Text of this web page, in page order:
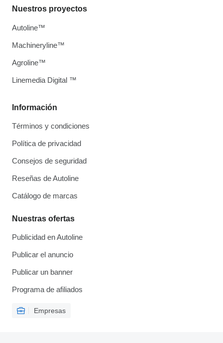
Información
Términos y condiciones
Política de privacidad
Consejos de seguridad
Reseñas de Autoline
Catálogo de marcas
Nuestras ofertas
Publicidad en Autoline
Publicar el anuncio
Publicar un banner
Programa de afiliados
Empresas
Nuestros proyectos
Autoline™
Machineryline™
Agroline™
Linemedia Digital ™